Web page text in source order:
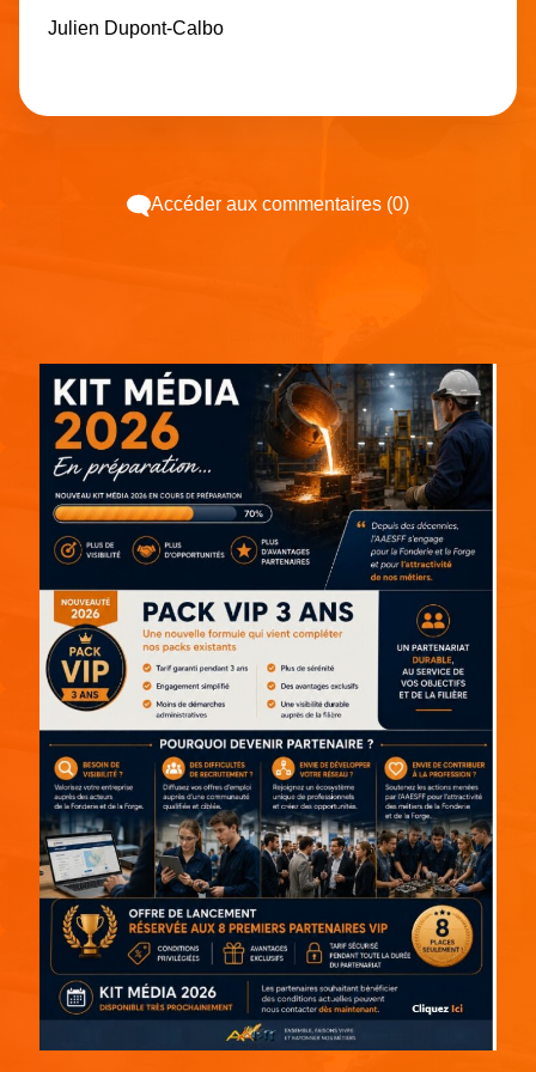
Julien Dupont-Calbo
Accéder aux commentaires (0)